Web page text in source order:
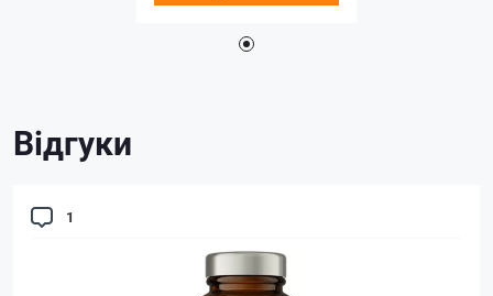
Відгуки
1